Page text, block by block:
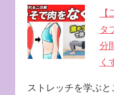
タ
分
く
ストレッチを学ぶ